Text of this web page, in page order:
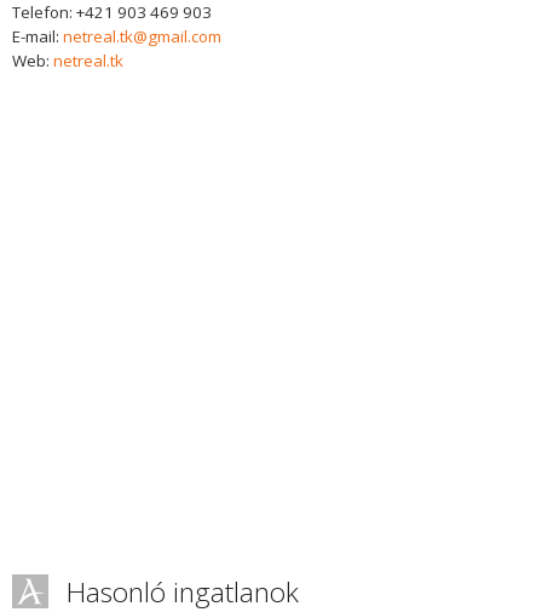
Telefon: +421 903 469 903
E-mail: netreal.tk@gmail.com
Web: netreal.tk
Hasonló ingatlanok